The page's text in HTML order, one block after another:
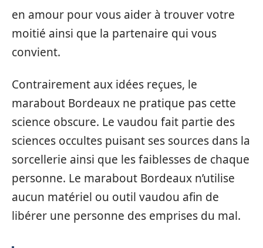
en amour pour vous aider à trouver votre
moitié ainsi que la partenaire qui vous
convient.
Contrairement aux idées reçues, le
marabout Bordeaux ne pratique pas cette
science obscure. Le vaudou fait partie des
sciences occultes puisant ses sources dans la
sorcellerie ainsi que les faiblesses de chaque
personne. Le marabout Bordeaux n’utilise
aucun matériel ou outil vaudou afin de
libérer une personne des emprises du mal.